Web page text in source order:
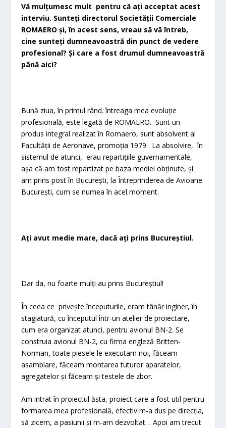
Vă mulțumesc mult pentru că ați acceptat acest
interviu. Sunteți directorul Societății Comerciale
ROMAERO și, în acest sens, vreau să vă întreb,
cine sunteți dumneavoastră din punct de vedere
profesional? Și care a fost drumul dumneavoastră
până aici?
Bună ziua, în primul rând. întreaga mea evoluție
profesională, este legată de ROMAERO. Sunt un
produs integral realizat în Romaero, sunt absolvent al
Facultății de Aeronave, promoția 1979. La absolvire, în
sistemul de atunci, erau repartițiile guvernamentale,
așa că am fost repartizat pe baza mediei obținute, și
am prins post în București, la Întreprinderea de Avioane
București, cum se numea în acel moment.
Ați avut medie mare, dacă ați prins Bucureștiul.
Dar da, nu foarte mulți au prins Bucureștiul!
În ceea ce privește începuturile, eram tânăr inginer, în
stagiatură, cu începutul într-un atelier de proiectare,
cum era organizat atunci, pentru avionul BN-2. Se
construia avionul BN-2, cu firma engleză Britten-
Norman, toate piesele le executam noi, făceam
asamblare, făceam montarea tuturor aparatelor,
agregatelor și făceam și testele de zbor.
Am intrat în proiectul ăsta, proiect care a fost util pentru
formarea mea profesională, efectiv m-a dus pe direcția,
să zicem, a pasiunii și m-am dezvoltat… Apoi am trecut